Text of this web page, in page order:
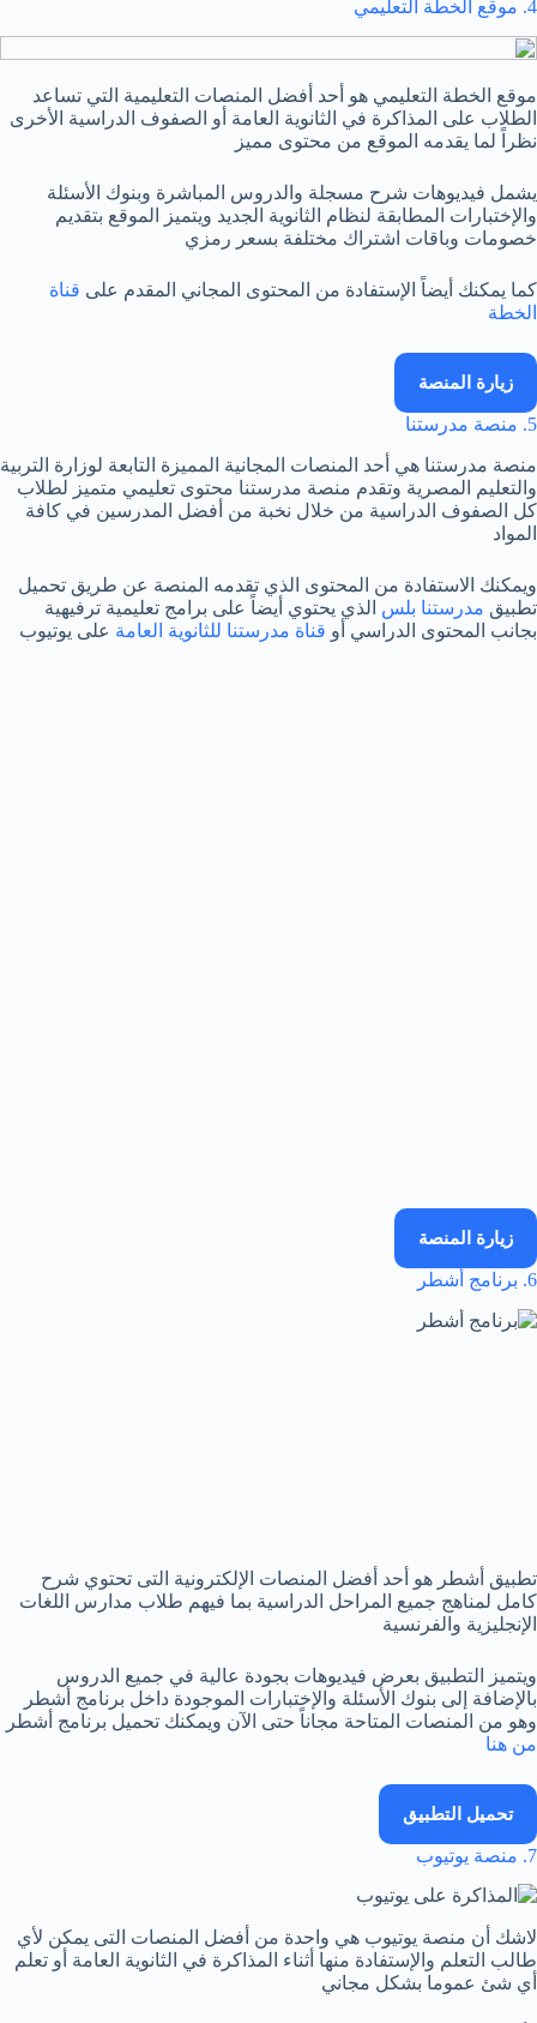
4. موقع الخطة التعليمي
موقع الخطة التعليمي هو أحد أفضل المنصات التعليمية التي تساعد
الطلاب على المذاكرة في الثانوية العامة أو الصفوف الدراسية الأخرى
نظراً لما يقدمه الموقع من محتوى مميز
يشمل فيديوهات شرح مسجلة والدروس المباشرة وبنوك الأسئلة
والإختبارات المطابقة لنظام الثانوية الجديد ويتميز الموقع بتقديم
خصومات وباقات اشتراك مختلفة بسعر رمزي
كما يمكنك أيضاً الإستفادة من المحتوى المجاني المقدم على قناة
الخطة
زيارة المنصة
5. منصة مدرستنا
منصة مدرستنا هي أحد المنصات المجانية المميزة التابعة لوزارة التربية
والتعليم المصرية وتقدم منصة مدرستنا محتوى تعليمي متميز لطلاب
كل الصفوف الدراسية من خلال نخبة من أفضل المدرسين في كافة
المواد
ويمكنك الاستفادة من المحتوى الذي تقدمه المنصة عن طريق تحميل
تطبيق مدرستنا بلس الذي يحتوي أيضاً على برامج تعليمية ترفيهية
بجانب المحتوى الدراسي أو قناة مدرستنا للثانوية العامة على يوتيوب
زيارة المنصة
6. برنامج أشطر
تطبيق أشطر هو أحد أفضل المنصات الإلكترونية التى تحتوي شرح
كامل لمناهج جميع المراحل الدراسية بما فيهم طلاب مدارس اللغات
الإنجليزية والفرنسية
ويتميز التطبيق بعرض فيديوهات بجودة عالية في جميع الدروس
بالإضافة إلى بنوك الأسئلة والإختبارات الموجودة داخل برنامج أشطر
وهو من المنصات المتاحة مجاناً حتى الآن ويمكنك تحميل برنامج أشطر
من هنا
تحميل التطبيق
7. منصة يوتيوب
لاشك أن منصة يوتيوب هي واحدة من أفضل المنصات التى يمكن لأي
طالب التعلم والإستفادة منها أثناء المذاكرة في الثانوية العامة أو تعلم
أي شئ عموما بشكل مجاني